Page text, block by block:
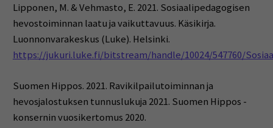
Lipponen, M. & Vehmasto, E. 2021. Sosiaalipedagogisen
hevostoiminnan laatu ja vaikuttavuus. Käsikirja.
Luonnonvarakeskus (Luke). Helsinki.
https://jukuri.luke.fi/bitstream/handle/10024/547760/
Suomen Hippos. 2021. Ravikilpailutoiminnan ja
hevosjalostuksen tunnuslukuja 2021. Suomen Hippos -
konsernin vuosikertomus 2020.